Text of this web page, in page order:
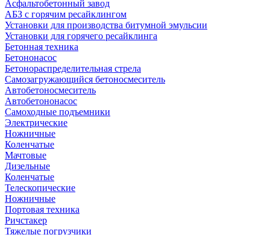
Асфальтобетонный завод
АБЗ с горячим ресайклингом
Установки для производства битумной эмульсии
Установки для горячего ресайклинга
Бетонная техника
Бетононасос
Бетонораспределительная стрела
Самозагружающийся бетоносмеситель
Автобетоносмеситель
Автобетононасос
Самоходные подъемники
Электрические
Ножничные
Коленчатые
Мачтовые
Дизельные
Коленчатые
Телескопические
Ножничные
Портовая техника
Ричстакер
Тяжелые погрузчики